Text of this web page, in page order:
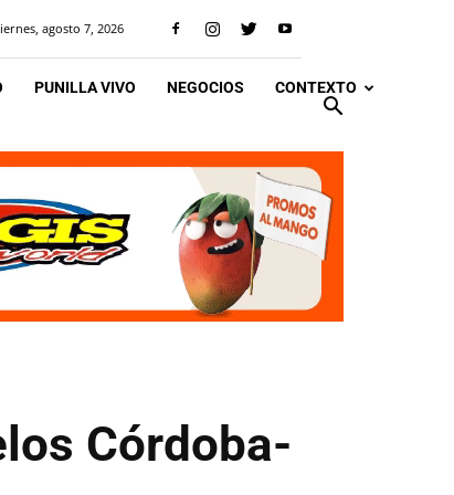
agosto 7, 2026
PUNILLA VIVO NEGOCIOS CONTEXTO
Córdoba-